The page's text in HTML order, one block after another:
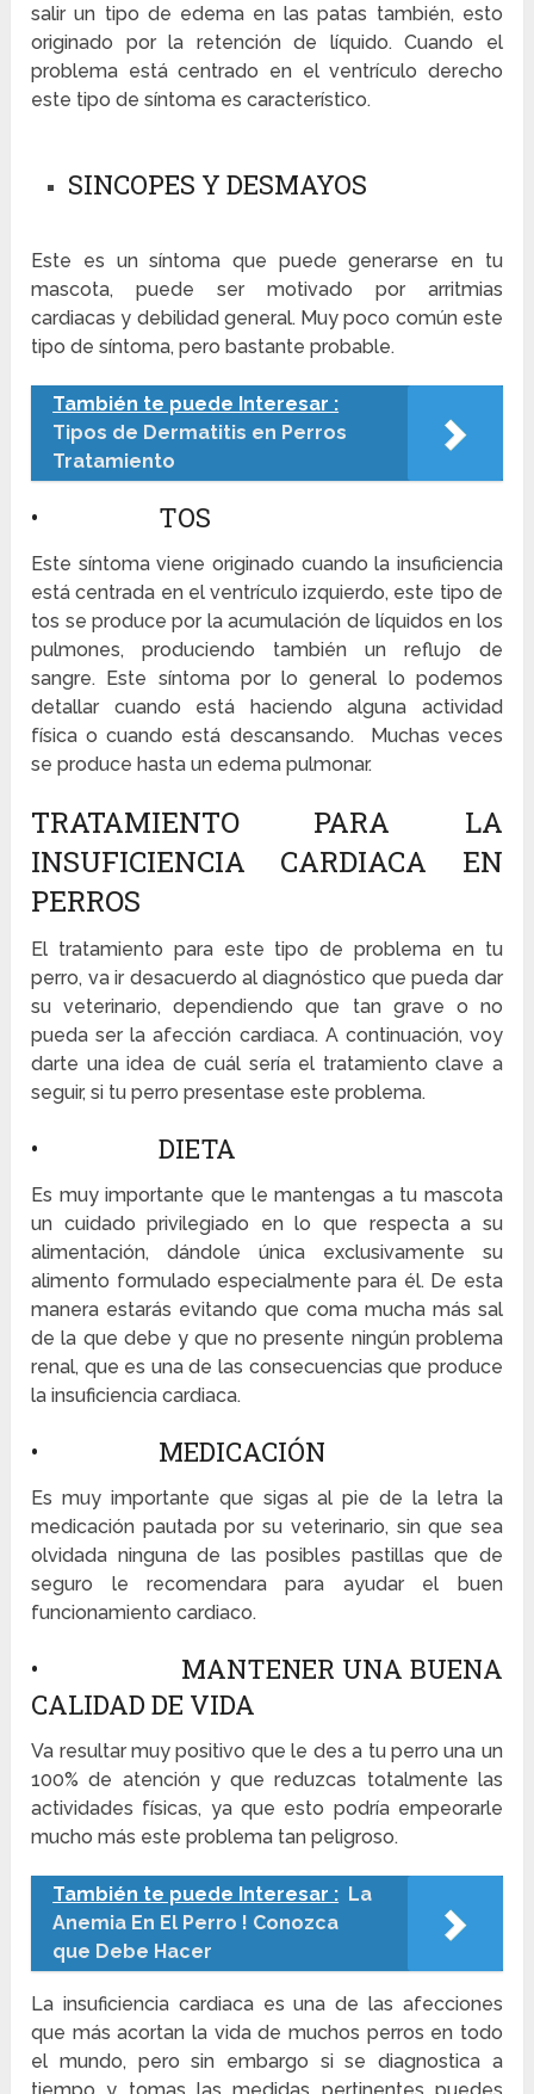
salir un tipo de edema en las patas también, esto
originado por la retención de líquido. Cuando el
problema está centrado en el ventrículo derecho
este tipo de síntoma es característico.
SINCOPES Y DESMAYOS
Este es un síntoma que puede generarse en tu
mascota, puede ser motivado por arritmias
cardiacas y debilidad general. Muy poco común este
tipo de síntoma, pero bastante probable.
También te puede Interesar :
Tipos de Dermatitis en Perros
Tratamiento
• TOS
Este síntoma viene originado cuando la insuficiencia
está centrada en el ventrículo izquierdo, este tipo de
tos se produce por la acumulación de líquidos en los
pulmones, produciendo también un reflujo de
sangre. Este síntoma por lo general lo podemos
detallar cuando está haciendo alguna actividad
física o cuando está descansando. Muchas veces
se produce hasta un edema pulmonar.
TRATAMIENTO PARA LA
INSUFICIENCIA CARDIACA EN
PERROS
El tratamiento para este tipo de problema en tu
perro, va ir desacuerdo al diagnóstico que pueda dar
su veterinario, dependiendo que tan grave o no
pueda ser la afección cardiaca. A continuación, voy
darte una idea de cuál sería el tratamiento clave a
seguir, si tu perro presentase este problema.
• DIETA
Es muy importante que le mantengas a tu mascota
un cuidado privilegiado en lo que respecta a su
alimentación, dándole única exclusivamente su
alimento formulado especialmente para él. De esta
manera estarás evitando que coma mucha más sal
de la que debe y que no presente ningún problema
renal, que es una de las consecuencias que produce
la insuficiencia cardiaca.
• MEDICACIÓN
Es muy importante que sigas al pie de la letra la
medicación pautada por su veterinario, sin que sea
olvidada ninguna de las posibles pastillas que de
seguro le recomendara para ayudar el buen
funcionamiento cardiaco.
• MANTENER UNA BUENA
CALIDAD DE VIDA
Va resultar muy positivo que le des a tu perro una un
100% de atención y que reduzcas totalmente las
actividades físicas, ya que esto podría empeorarle
mucho más este problema tan peligroso.
También te puede Interesar : La
Anemia En El Perro ! Conozca
que Debe Hacer
La insuficiencia cardiaca es una de las afecciones
que más acortan la vida de muchos perros en todo
el mundo, pero sin embargo si se diagnostica a